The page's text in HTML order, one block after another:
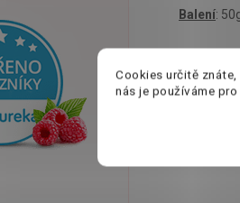
Cookies určitě
nás je používáme
Balení:
Kyjov 1,